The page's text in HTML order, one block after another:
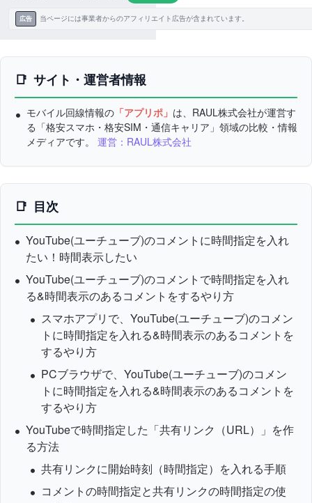
広告 当ページには事業者からのアフィリエイト広告が含まれています。
サイト・運営者情報
モバイル回線情報の 「アプリポ」 は、RAUL株式会社が運営す
る「格安スマホ・格安SIM・通信キャリア」領域の比較・情報
メディアです。 運営：RAUL株式会社
目次
YouTube(ユーチューブ)のコメントに時間指定を入れ
たい！時間表示したい
YouTube(ユーチューブ)のコメントで時間指定を入れ
る&時間表示のあるコメントをするやり方
スマホアプリで、YouTube(ユーチューブ)のコメン
トに時間指定を入れる&時間表示のあるコメントを
するやり方
PCブラウザで、YouTube(ユーチューブ)のコメン
トに時間指定を入れる&時間表示のあるコメントを
するやり方
YouTubeで時間指定した「共有リンク（URL）」を作
る方法
共有リンクに開始時刻（時間指定）を入れる手順
コメントの時間指定と共有リンクの時間指定の使